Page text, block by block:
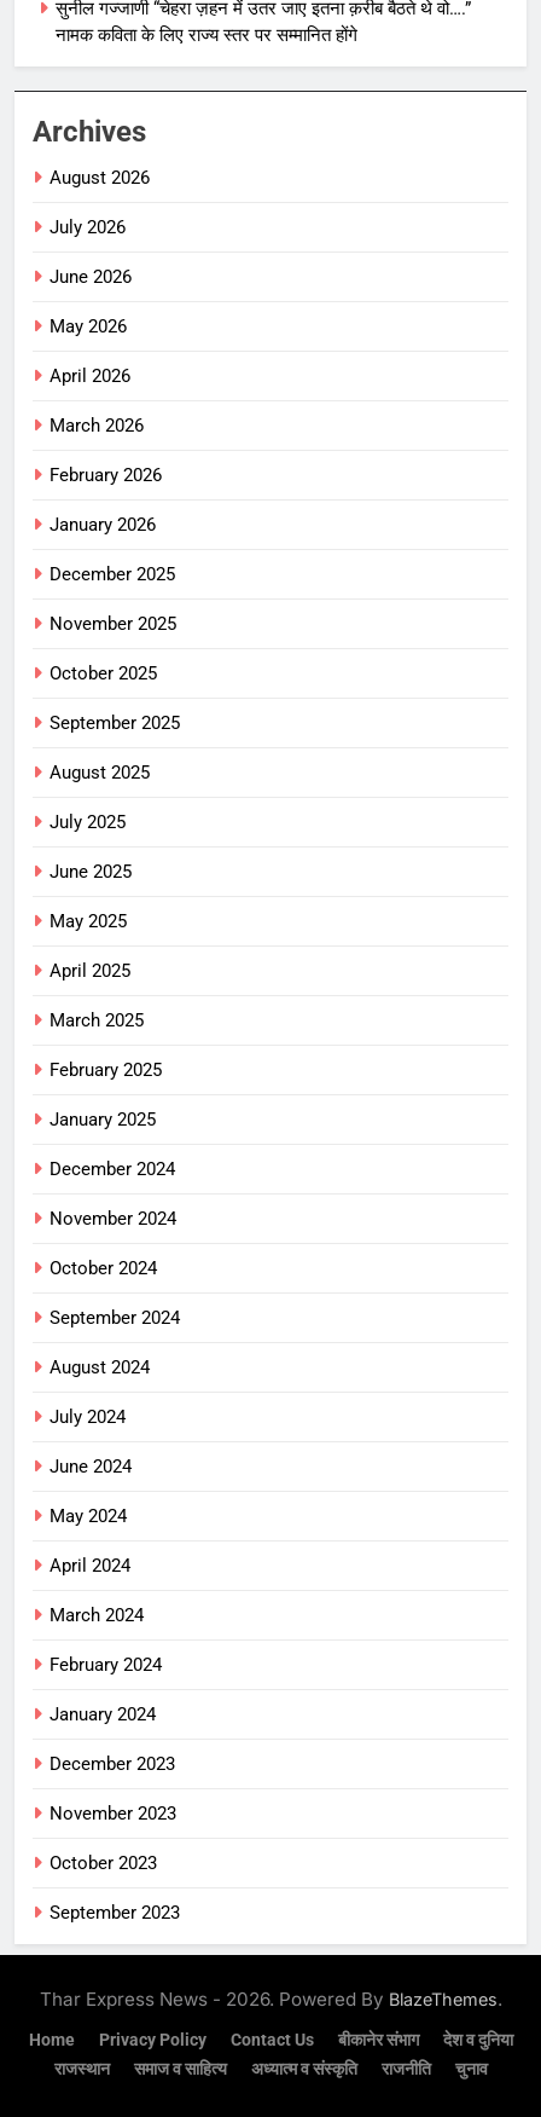
सुनील गज्जाणी “चेहरा ज़हन में उतर जाए इतना क़रीब बैठते थे वो….”
नामक कविता के लिए राज्य स्तर पर सम्मानित होंगे
Archives
August 2026
July 2026
June 2026
May 2026
April 2026
March 2026
February 2026
January 2026
December 2025
November 2025
October 2025
September 2025
August 2025
July 2025
June 2025
May 2025
April 2025
March 2025
February 2025
January 2025
December 2024
November 2024
October 2024
September 2024
August 2024
July 2024
June 2024
May 2024
April 2024
March 2024
February 2024
January 2024
December 2023
November 2023
October 2023
September 2023
Thar Express News - 2026. Powered By BlazeThemes.
Home Privacy Policy Contact Us बीकानेर संभाग
देश व दुनिया
राजस्थान
समाज व साहित्य अध्यात्म व संस्कृति राजनीति चुनाव